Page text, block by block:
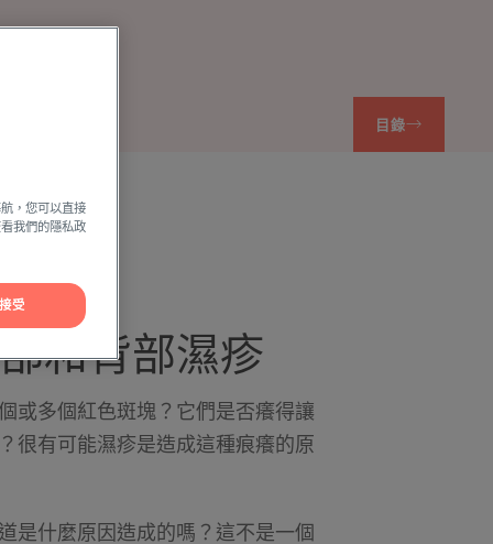
目錄
和背部濕疹
或多個紅色斑塊？它們是否癢得讓
很有可能濕疹是造成這種痕癢的原
是什麼原因造成的嗎？這不是一個
，您可以直接
我們的隱私政
受